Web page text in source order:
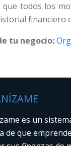
todos los
financiero
tu negocio:
es un
de que